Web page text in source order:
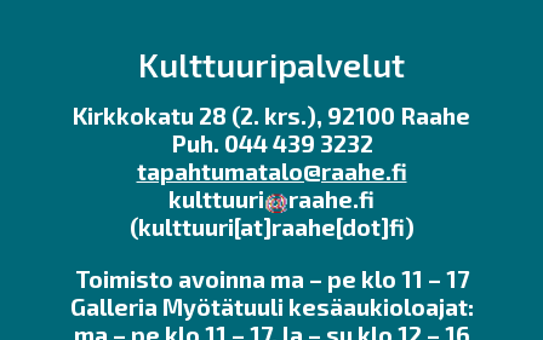
Kulttuuripalvelut
Kirkkokatu 28 (2. krs.), 92100 Raahe
Puh. 044 439 3232
tapahtumatalo@raahe.fi
kulttuuri
raahe.fi
(kulttuuri[at]raahe[dot]fi)
Toimisto avoinna ma – pe klo 11 – 17
Galleria Myötätuuli kesäaukioloajat: